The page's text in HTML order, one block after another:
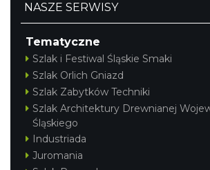
NASZE SERWISY
Tematyczne
Szlak i Festiwal Śląskie Smaki
Szlak Orlich Gniazd
Szlak Zabytków Techniki
Szlak Architektury Drewnianej
Śląskiego
Industriada
Juromania